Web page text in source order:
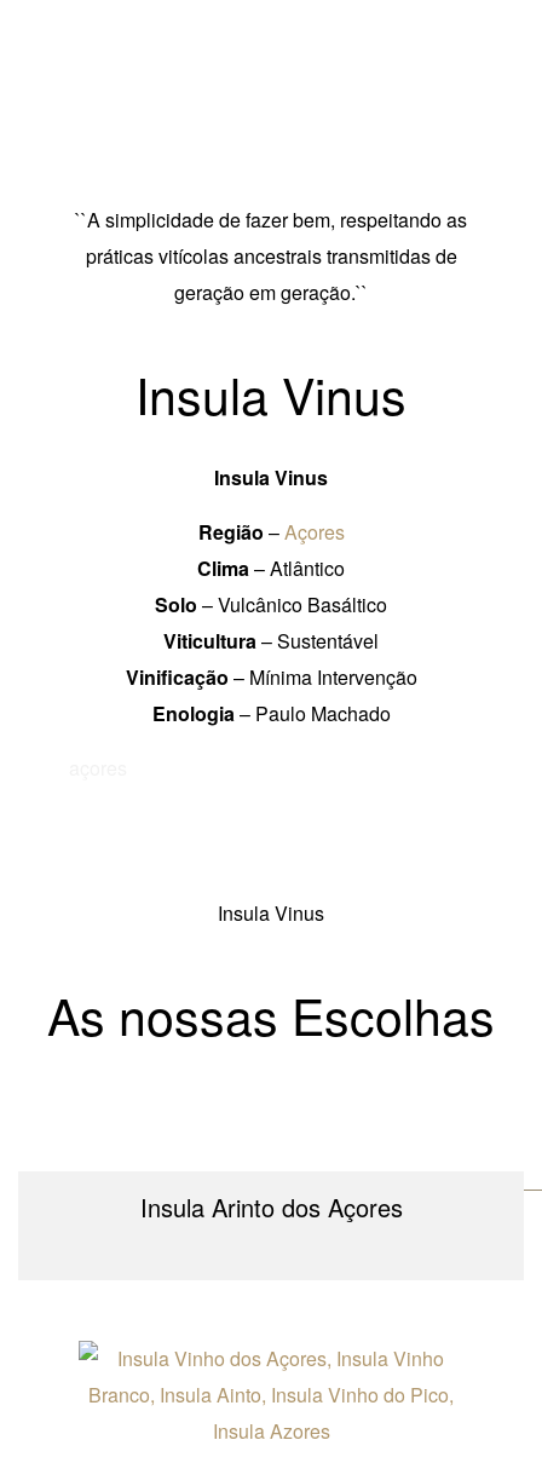
``A simplicidade de fazer bem, respeitando as
práticas vitícolas ancestrais transmitidas de
geração em geração.``
Insula Vinus
Insula Vinus
Região –Açores
Clima– Atlântico
Solo – Vulcânico Basáltico
Viticultura– Sustentável
Vinificação – Mínima Intervenção
Enologia– Paulo Machado
Insula Vinus
As nossas Escolhas
Insula Arinto dos Açores